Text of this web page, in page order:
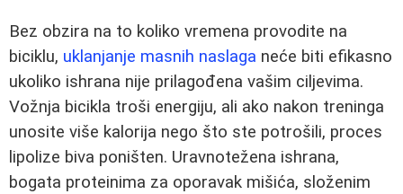
Bez obzira na to koliko vremena provodite na
biciklu, uklanjanje masnih naslaga neće biti efikasno
ukoliko ishrana nije prilagođena vašim ciljevima.
Vožnja bicikla troši energiju, ali ako nakon treninga
unosite više kalorija nego što ste potrošili, proces
lipolize biva poništen. Uravnotežena ishrana,
bogata proteinima za oporavak mišića, složenim